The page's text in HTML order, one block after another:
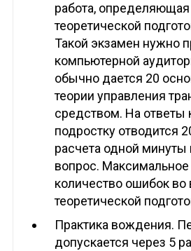
работа,
теоретической
Такой экзамен нужно
компьютерной
обычно дается 20
теории управления
средством. На
подростку отводится
расчета одной
вопрос.
количество ошибок
теоретической
Практика вождения.
допускается через 5